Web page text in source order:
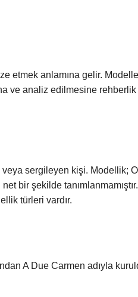
etmek anlamına gelir.
ve analiz edilmesine rehberlik
sergileyen kişi. Modellik;
bir şekilde
türleri vardır.
A Due Carmen adıyla